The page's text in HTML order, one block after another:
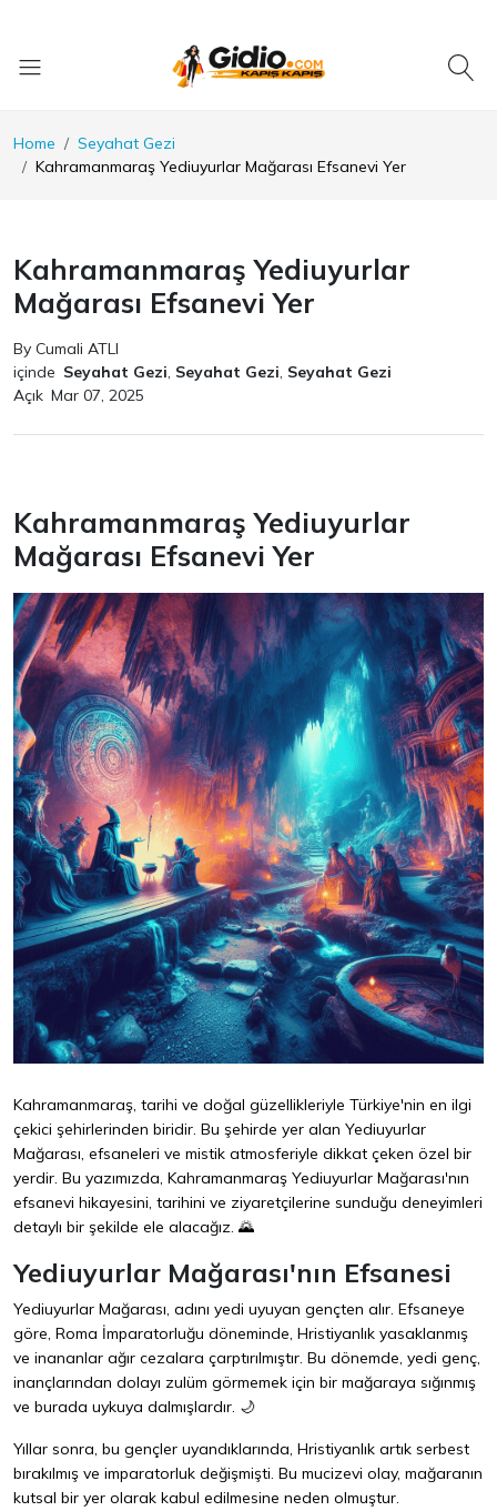
Home
Seyahat Gezi
Kahramanmaraş Yediuyurlar Mağarası Efsanevi Yer
Kahramanmaraş Yediuyurlar
Mağarası Efsanevi Yer
By Cumali ATLI
içinde Seyahat Gezi, Seyahat Gezi, Seyahat Gezi
Açık Mar 07, 2025
Kahramanmaraş Yediuyurlar
Mağarası Efsanevi Yer
Kahramanmaraş, tarihi ve doğal güzellikleriyle Türkiye'nin en ilgi
çekici şehirlerinden biridir. Bu şehirde yer alan Yediuyurlar
Mağarası, efsaneleri ve mistik atmosferiyle dikkat çeken özel bir
yerdir. Bu yazımızda, Kahramanmaraş Yediuyurlar Mağarası'nın
efsanevi hikayesini, tarihini ve ziyaretçilerine sunduğu deneyimleri
detaylı bir şekilde ele alacağız. 🌄
Yediuyurlar Mağarası'nın Efsanesi
Yediuyurlar Mağarası, adını yedi uyuyan gençten alır. Efsaneye
göre, Roma İmparatorluğu döneminde, Hristiyanlık yasaklanmış
ve inananlar ağır cezalara çarptırılmıştır. Bu dönemde, yedi genç,
inançlarından dolayı zulüm görmemek için bir mağaraya sığınmış
ve burada uykuya dalmışlardır. 🌙
Yıllar sonra, bu gençler uyandıklarında, Hristiyanlık artık serbest
bırakılmış ve imparatorluk değişmişti. Bu mucizevi olay, mağaranın
kutsal bir yer olarak kabul edilmesine neden olmuştur.